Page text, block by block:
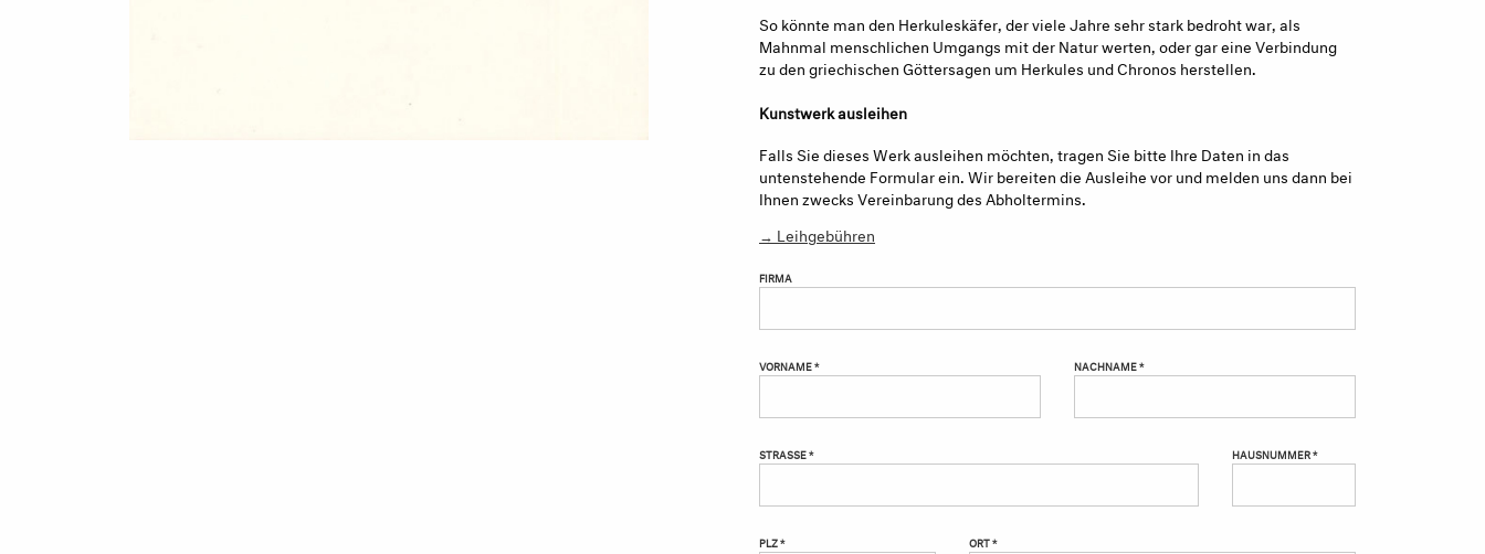
So könnte man den Herkuleskäfer, der viele Jahre sehr stark bedroht war, als
Mahnmal menschlichen Umgangs mit der Natur werten, oder gar eine Verbindung
zu den griechischen Göttersagen um Herkules und Chronos herstellen.
Kunstwerk ausleihen
Falls Sie dieses Werk ausleihen möchten, tragen Sie bitte Ihre Daten in das
untenstehende Formular ein. Wir bereiten die Ausleihe vor und melden uns dann bei
Ihnen zwecks Vereinbarung des Abholtermins.
→ Leihgebühren
FIRMA
VORNAME * NACHNAME *
STRASSE * HAUSNUMMER *
PLZ * ORT *